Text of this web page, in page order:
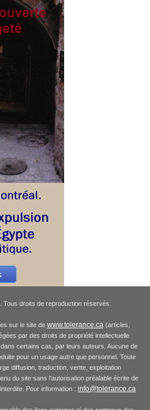
Tous droits de reproduction réservés.
sur le site de www.tolerance.ca (articles,
par des droits de propriété intellectuelle
certains cas, par leurs auteurs. Aucune de
pour un usage autre que personnel. Toute
diffusion, traduction, vente, exploitation
du site sans l'autorisation préalable écrite de
Pour information : info@tolerance.ca